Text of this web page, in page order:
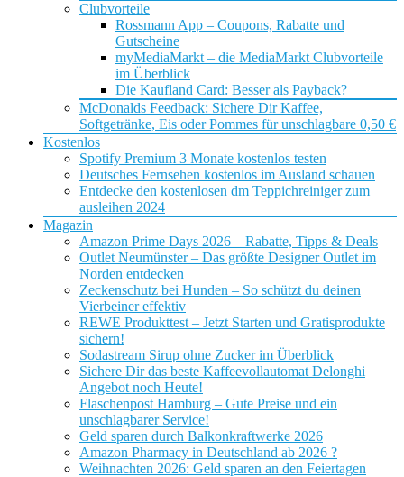
Clubvorteile
Rossmann App – Coupons, Rabatte und
Gutscheine
myMediaMarkt – die MediaMarkt Clubvorteile
im Überblick
Die Kaufland Card: Besser als Payback?
McDonalds Feedback: Sichere Dir Kaffee,
Softgetränke, Eis oder Pommes für unschlagbare 0,50 €
Kostenlos
Spotify Premium 3 Monate kostenlos testen
Deutsches Fernsehen kostenlos im Ausland schauen
Entdecke den kostenlosen dm Teppichreiniger zum
ausleihen 2024
Magazin
Amazon Prime Days 2026 – Rabatte, Tipps & Deals
Outlet Neumünster – Das größte Designer Outlet im
Norden entdecken
Zeckenschutz bei Hunden – So schützt du deinen
Vierbeiner effektiv
REWE Produkttest – Jetzt Starten und Gratisprodukte
sichern!
Sodastream Sirup ohne Zucker im Überblick
Sichere Dir das beste Kaffeevollautomat Delonghi
Angebot noch Heute!
Flaschenpost Hamburg – Gute Preise und ein
unschlagbarer Service!
Geld sparen durch Balkonkraftwerke 2026
Amazon Pharmacy in Deutschland ab 2026 ?
Weihnachten 2026: Geld sparen an den Feiertagen